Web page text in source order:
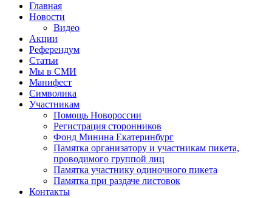
Главная
Новости
Видео
Акции
Референдум
Статьи
Мы в СМИ
Манифест
Символика
Участникам
Помощь Новороссии
Регистрация сторонников
Фонд Минина Екатеринбург
Памятка организатору и участникам пикета,
проводимого группой лиц
Памятка участнику одиночного пикета
Памятка при раздаче листовок
Контакты